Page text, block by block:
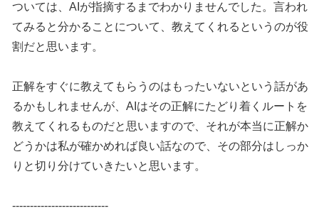
ついては、AIが指摘するまでわかりませんでした。言われ
てみると分かることについて、教えてくれるというのが役
割だと思います。
正解をすぐに教えてもらうのはもったいないという話があ
るかもしれませんが、AIはその正解にたどり着くルートを
教えてくれるものだと思いますので、それが本当に正解か
どうかは私が確かめれば良い話なので、その部分はしっか
りと切り分けていきたいと思います。
---------------------------